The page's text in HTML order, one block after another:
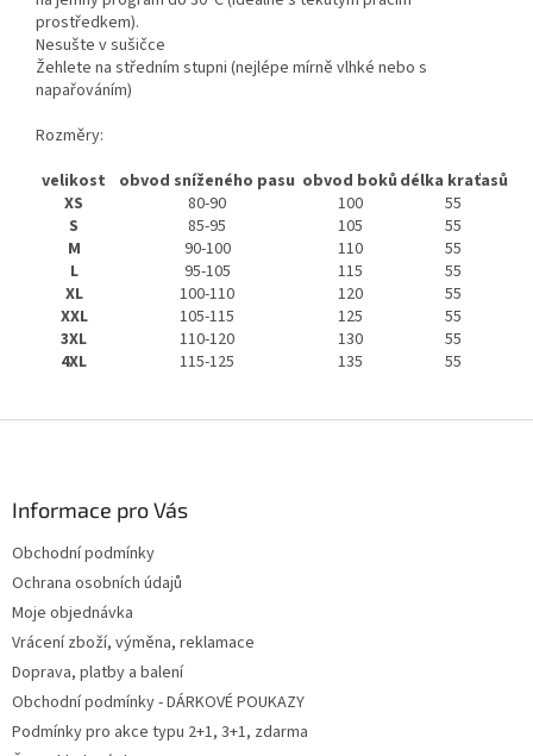
prostředkem).
Nesušte v sušičce
Žehlete na středním stupni (nejlépe mírně vlhké nebo s
napařováním)
Rozměry:
velikost
obvod sníženého pasu obvod boků délka kraťasů
XS
80-90 100
55
S
85-95 105
55
M
90-100 110
55
L
95-105 115
55
XL
100-110 120
55
XXL
105-115 125
55
3XL
110-120 130
55
4XL
115-125 135 55
Informace pro Vás
Obchodní podmínky
Ochrana osobních údajů
Moje objednávka
Vrácení zboží, výměna, reklamace
Doprava, platby a balení
Obchodní podmínky - DÁRKOVÉ POUKAZY
Podmínky pro akce typu 2+1, 3+1, zdarma